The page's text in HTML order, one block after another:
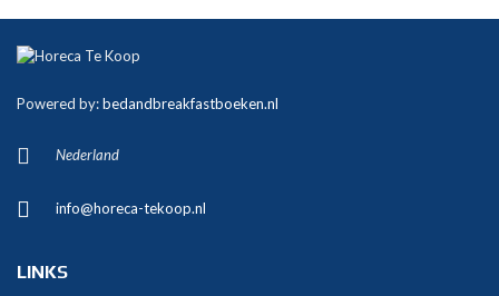
Powered by:bedandbreakfastboeken.nl
Nederland
info@horeca-tekoop.nl
LINKS